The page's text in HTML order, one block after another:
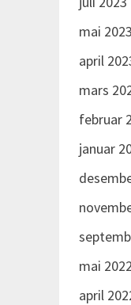
mai 2023
april
mars
februar
januar
mai 2022
april